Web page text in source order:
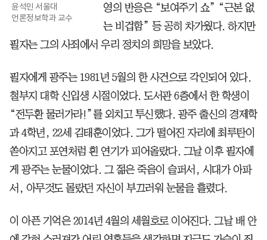
윤석민 서울대
언론정보학과 교수
영의 반응은 “보여주기 쇼” “근본 없
는 비겁함” 등 공히 차가웠다. 하지만
필자는 그의 사죄에서 우리 정치의 희망을 보았다.
필자에게 광주는 1981년 5월의 한 사건으로 각인되어 있다.
철부지 대학 신입생 시절이었다. 도서관 6층에서 한 학생이
“전두환 물러가라!”를 외치고 투신했다. 광주 출신의 경제학
과 4학년, 22세 김태훈이었다. 그가 떨어진 자리에 최루탄이
쏟아지고 포연처럼 흰 연기가 피어올랐다. 그날 이후 필자에
게 광주는 눈물이었다. 그 젊은 죽음이 슬퍼서, 시대가 아파
서, 아무것도 몰랐던 자신이 부끄러워 눈물을 흘렸다.
이 아픈 기억은 2014년 4월의 세월호로 이어진다. 그날 배 안